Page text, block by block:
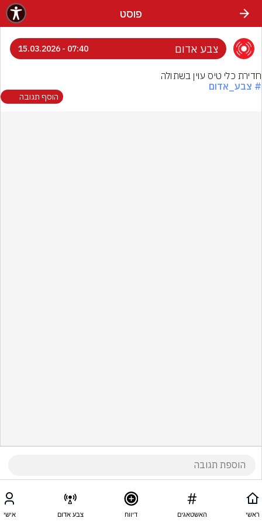
פוסט
צבע אדום 07:40 - 15.03.2026
חדירת כלי טיס עוין בשתולה
# צבע_אדום
הוסף תגובה
ראשי האשטאגים דיווח צבע אדום אישי